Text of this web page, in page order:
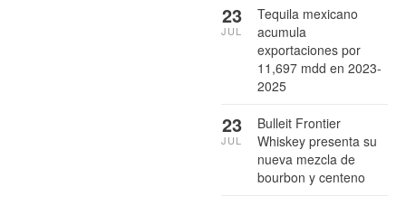
Tequila mexicano
acumula
exportaciones por
11,697 mdd en 2023-
2025
23
JUL
Bulleit Frontier
Whiskey presenta su
nueva mezcla de
bourbon y centeno
23
JUL